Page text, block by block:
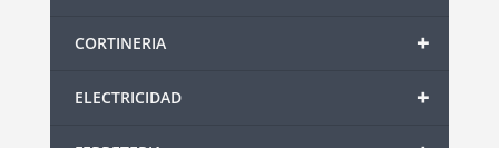
+
CORTINERIA
+
ELECTRICIDAD